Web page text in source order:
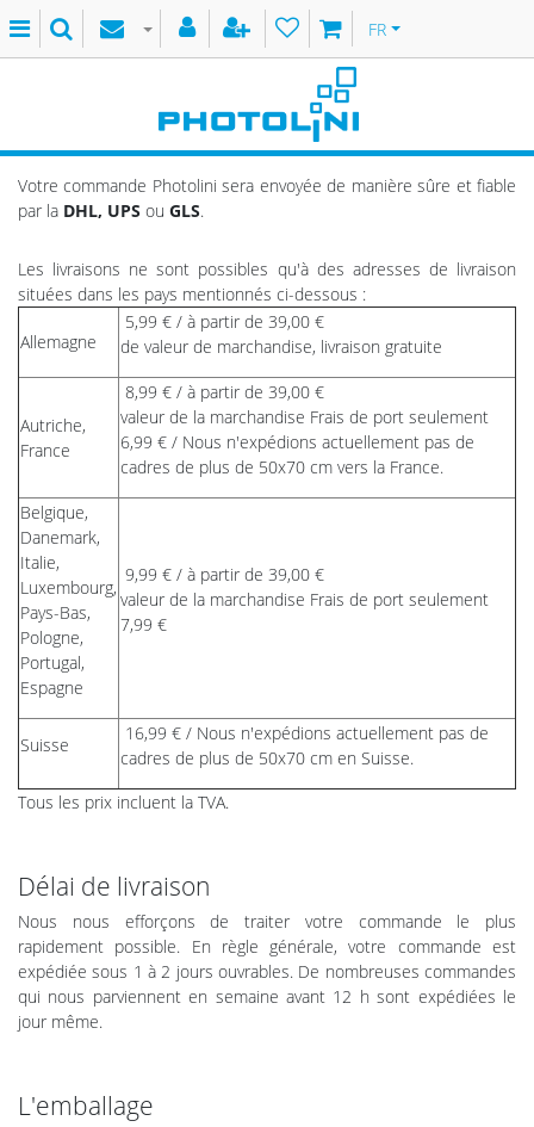
FR
Votre commande Photolini sera envoyée de manière sûre et fiable
par la DHL, UPS ou GLS.
Les livraisons ne sont possibles qu'à des adresses de livraison
situées dans les pays mentionnés ci-dessous :
Allemagne
5,99 € / à partir de 39,00 €
de valeur de marchandise, livraison gratuite
Autriche,
France
8,99 € / à partir de 39,00 €
valeur de la marchandise Frais de port seulement
6,99 € / Nous n'expédions actuellement pas de
cadres de plus de 50x70 cm vers la France.
Belgique,
Danemark,
Italie,
Luxembourg,
Pays-Bas,
Pologne,
Portugal,
Espagne
9,99 € / à partir de 39,00 €
valeur de la marchandise Frais de port seulement
7,99 €
Suisse
16,99 € / Nous n'expédions actuellement pas de
cadres de plus de 50x70 cm en Suisse.
Tous les prix incluent la TVA.
Délai de livraison
Nous nous efforçons de traiter votre commande le plus
rapidement possible. En règle générale, votre commande est
expédiée sous 1 à 2 jours ouvrables. De nombreuses commandes
qui nous parviennent en semaine avant 12 h sont expédiées le
jour même.
L'emballage